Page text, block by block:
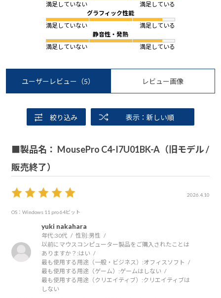
満足していない
満足している
グラフィック性能
満足していない
満足している
静音性・発熱
満足していない
満足している
ユーザーレビュー （5） レビュー画像
絞り込み 表示：新しい順
■製品名： MousePro C4-I7U01BK-A（旧モデル /
販売終了）
2026.4.10
OS：Windows 11 pro 64ビット
yuki nakahara
年代:30代 性別:男性
以前にマウスコンピューター製品をご購入されたことは
ありますか？:はい
最も使用する用途（一般・ビジネス）:オフィスソフト
最も使用する用途（ゲーム）:ゲームはしない
最も使用する用途（クリエイティブ）:クリエイティブは
しない